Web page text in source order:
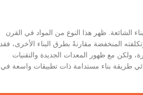
الشائعة. ظهر هذا النوع من المواد في القرن
المنخفضة مقارنةً بطرق البناء الأخرى، فقد
ولكن مع ظهور المعدات الجديدة والتقنيات
طريقة بناء مستدامة ذات تطبيقات واسعة في